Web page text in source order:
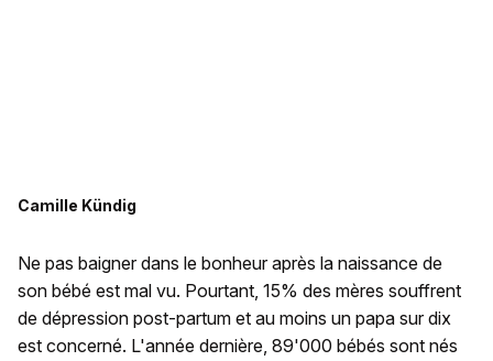
Camille Kündig
Ne pas baigner dans le bonheur après la naissance de
son bébé est mal vu. Pourtant, 15% des mères souffrent
de dépression post-partum et au moins un papa sur dix
est concerné. L'année dernière, 89'000 bébés sont nés